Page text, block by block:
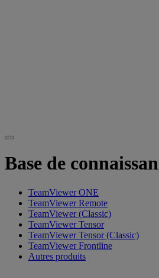
Base de
TeamViewer ONE
TeamViewer Remote
TeamViewer (Classic)
TeamViewer Tensor
TeamViewer Tensor (Classic)
TeamViewer Frontline
Autres produits